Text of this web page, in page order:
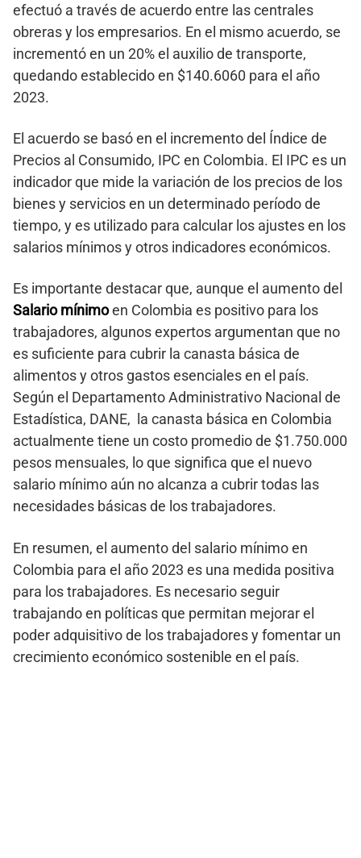
efectuó a través de acuerdo entre las centrales
obreras y los empresarios. En el mismo acuerdo, se
incrementó en un 20% el auxilio de transporte,
quedando establecido en $140.6060 para el año
2023.
El acuerdo se basó en el incremento del Índice de
Precios al Consumido, IPC en Colombia. El IPC es un
indicador que mide la variación de los precios de los
bienes y servicios en un determinado período de
tiempo, y es utilizado para calcular los ajustes en los
salarios mínimos y otros indicadores económicos.
Es importante destacar que, aunque el aumento del
Salario mínimoen Colombia es positivo para los
trabajadores, algunos expertos argumentan que no
es suficiente para cubrir la canasta básica de
alimentos y otros gastos esenciales en el país.
Según el Departamento Administrativo Nacional de
Estadística, DANE, la canasta básica en Colombia
actualmente tiene un costo promedio de $1.750.000
pesos mensuales, lo que significa que el nuevo
salario mínimo aún no alcanza a cubrir todas las
necesidades básicas de los trabajadores.
En resumen, el aumento del salario mínimo en
Colombia para el año 2023 es una medida positiva
para los trabajadores. Es necesario seguir
trabajando en políticas que permitan mejorar el
poder adquisitivo de los trabajadores y fomentar un
crecimiento económico sostenible en el país.